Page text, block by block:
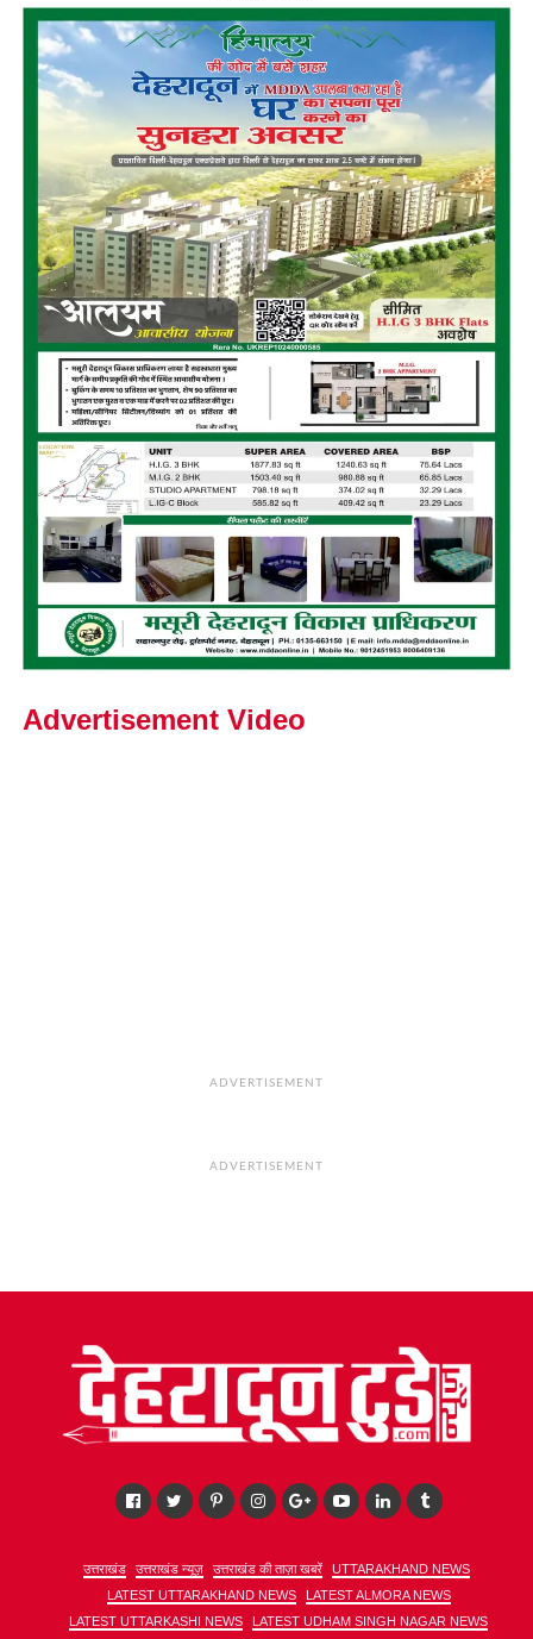
Advertisement Video
ADVERTISEMENT
ADVERTISEMENT
उत्तराखंड उत्तराखंड न्यूज़ उत्तराखंड की ताज़ा खबरें
UTTARAKHAND NEWS
LATEST UTTARAKHAND NEWS
LATEST ALMORA NEWS
LATEST UTTARKASHI NEWS
LATEST UDHAM SINGH NAGAR NEWS